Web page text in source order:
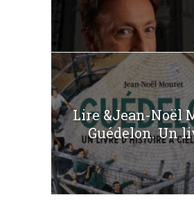
Lire &Jean-Noël
Guédelon. Un